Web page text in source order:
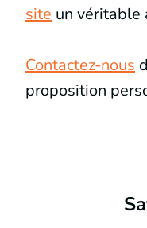
site un véritable
Contactez-nous
proposition